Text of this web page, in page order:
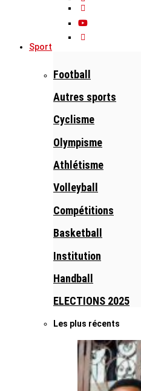
Sport
Football
Autres sports
Cyclisme
Olympisme
Athlétisme
Volleyball
Compétitions
Basketball
Institution
Handball
ELECTIONS 2025
Les plus récents